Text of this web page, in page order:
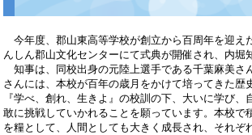
今年度、郡山東高等学校が創立から百周年を迎え
んしん郡山文化センターにて式典が開催され、内堀
知事は、同校出身の元陸上選手である千葉麻美さ
さんには、本校が百年の歳月をかけて培ってきた歴
『学べ、創れ、生きよ』の校訓の下、大いに学び、
敢に挑戦していかれることを願っています。本校で
を糧として、人間としても大きく成長され、それぞ